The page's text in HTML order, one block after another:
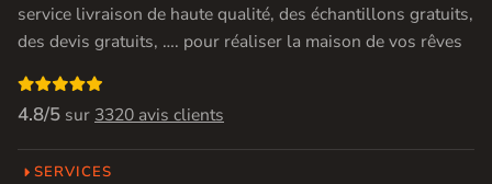
service livraison de haute qualité, des échantillons gratuits,
des devis gratuits, …. pour réaliser la maison de vos rêves

4.8/5 sur3320 avis clients
SERVICES